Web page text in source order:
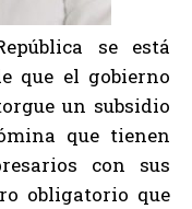
se está
que el gobierno
un subsidio
que tienen
con sus
obligatorio que